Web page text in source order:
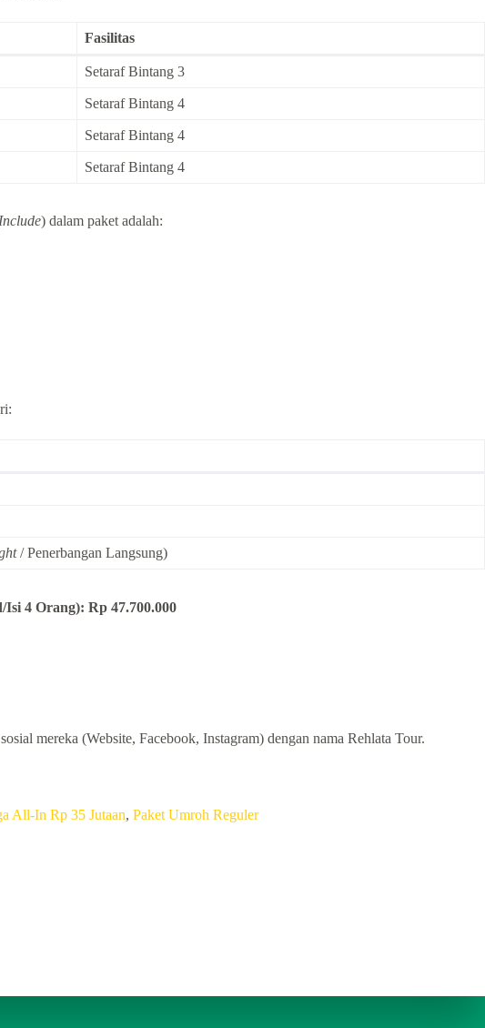
Fasilitas
Setaraf Bintang 3
Setaraf Bintang 4
Setaraf Bintang 4
Setaraf Bintang 4
Include) dalam paket adalah:
/ Penerbangan Langsung)
4 Orang): Rp 47.700.000
mereka (Website, Facebook, Instagram) dengan nama Rehlata Tour.
All-In Rp 35 Jutaan, Paket Umroh Reguler